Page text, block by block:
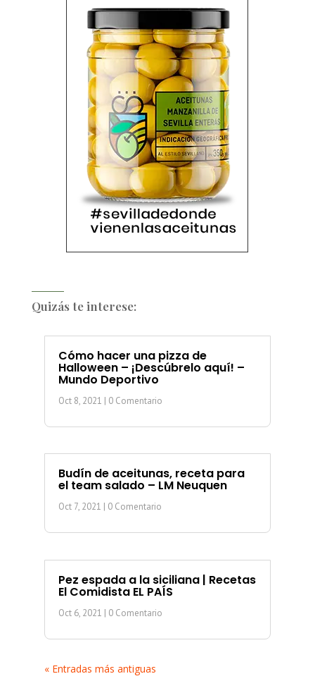
Quizás te interese:
Cómo hacer una pizza de
Halloween – ¡Descúbrelo aquí! –
Mundo Deportivo
Oct 8, 2021 | 0 Comentario
Budín de aceitunas, receta para
el team salado – LM Neuquen
Oct 7, 2021 | 0 Comentario
Pez espada a la siciliana | Recetas
El Comidista EL PAÍS
Oct 6, 2021 | 0 Comentario
« Entradas más antiguas